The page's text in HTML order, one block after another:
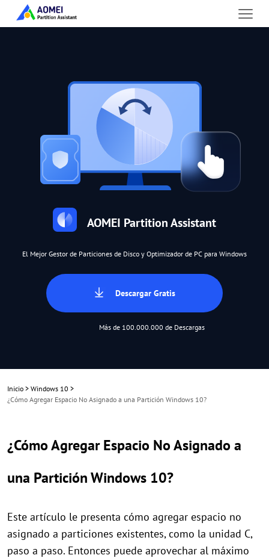
AOMEI Partition Assistant
El Mejor Gestor de Particiones de Disco y Optimizador de PC para Windows
Descargar Gratis
Más de 100.000.000 de Descargas
Inicio > Windows 10 >
¿Cómo Agregar Espacio No Asignado a una Partición Windows 10?
¿Cómo Agregar Espacio No Asignado a
una Partición Windows 10?
Este artículo le presenta cómo agregar espacio no
asignado a particiones existentes, como la unidad C,
paso a paso. Entonces puede aprovechar al máximo